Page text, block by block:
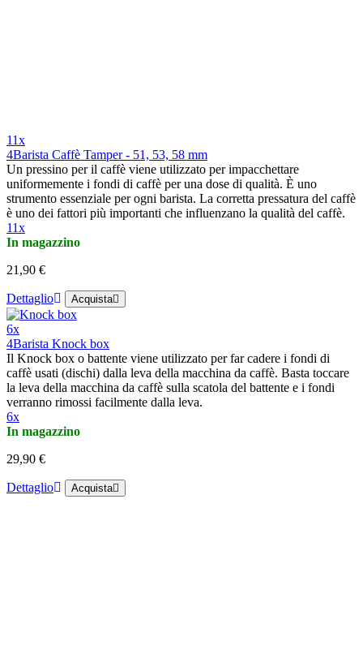
11x
4Barista Caffè Tamper - 51, 53, 58 mm
Un pressino per il caffè viene utilizzato per impacchettare
uniformemente i fondi di caffè per una dose di qualità. È uno
strumento essenziale per ogni barista. La corretta pressatura del caffè
è uno dei fattori più importanti che influenzano la qualità del caffè.
11x
In magazzino
21,90 €
Dettaglio Acquista
6x
4Barista Knock box
Il Knock box o battente viene utilizzato per far cadere i fondi di
caffè usati (dischi) dalla leva della macchina da caffè. Basta toccare
la leva della macchina da caffè sulla scatola del battente e i fondi
verranno rimossi facilmente dalla leva.
6x
In magazzino
29,90 €
Dettaglio Acquista